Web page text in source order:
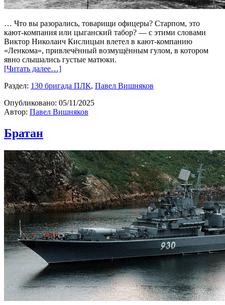
… Что вы разорались, товарищи офицеры? Старпом, это
кают-компания или цыганский табор? — с этими словами
Виктор Николаич Кислицын влетел в кают-компанию
«Ленкома», привлечённый возмущённым гулом, в котором
явно слышались густые матюки.
[Читать далее…]
Раздел: 130 бригада ПЛК, Павел Вишняков
Опубликовано: 05/11/2025
Автор: Павел Вишняков
Братан